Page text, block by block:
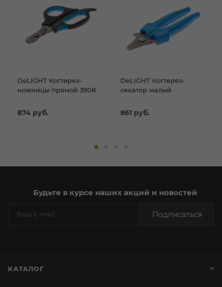
DeLIGHT Когтерез-
ножницы прямой 3908
874 руб.
DeLIGHT Когтерез-
секатор малый
861 руб.
Будьте в курсе наших акций и новостей
Подписаться
КАТАЛОГ